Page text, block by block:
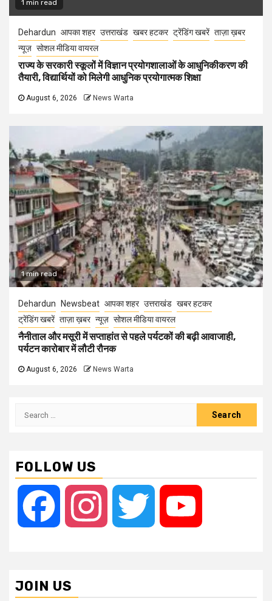
1 min read
Dehardun आपका शहर उत्तराखंड खबर हटकर ट्रेंडिंग खबरें ताज़ा ख़बर
न्यूज़ सोशल मीडिया वायरल
राज्य के सरकारी स्कूलों में विज्ञान प्रयोगशालाओं के आधुनिकीकरण की
तैयारी, विद्यार्थियों को मिलेगी आधुनिक प्रयोगात्मक शिक्षा
August 6, 2026 News Warta
1 min read
Dehardun Newsbeat आपका शहर उत्तराखंड खबर हटकर
ट्रेंडिंग खबरें ताज़ा ख़बर न्यूज़ सोशल मीडिया वायरल
नैनीताल और मसूरी में सप्ताहांत से पहले पर्यटकों की बढ़ी आवाजाही,
पर्यटन कारोबार में लौटी रौनक
August 6, 2026 News Warta
Search
FOLLOW US
Facebook Instagram Twitter
JOIN US